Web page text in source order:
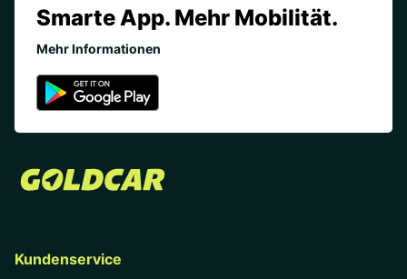
Smarte App. Mehr Mobilität.
Mehr Informationen
Kundenservice